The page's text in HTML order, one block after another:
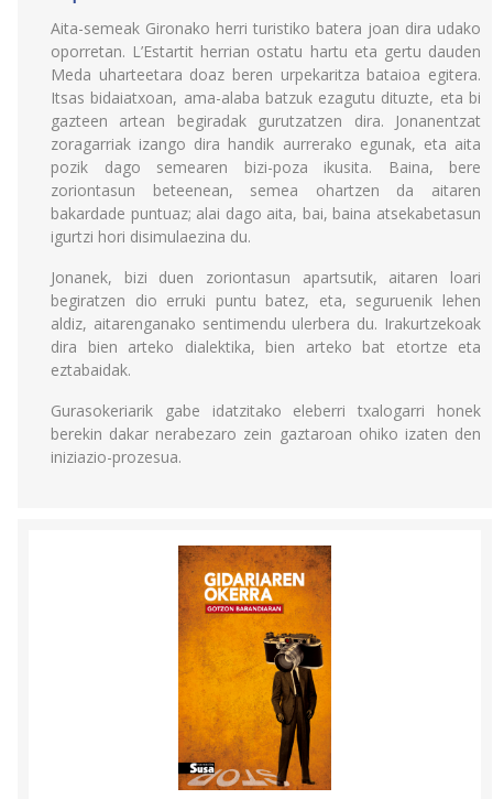
Aita-semeak Gironako herri turistiko batera joan dira udako
oporretan. L’Estartit herrian ostatu hartu eta gertu dauden
Meda uharteetara doaz beren urpekaritza bataioa egitera.
Itsas bidaiatxoan, ama-alaba batzuk ezagutu dituzte, eta bi
gazteen artean begiradak gurutzatzen dira. Jonanentzat
zoragarriak izango dira handik aurrerako egunak, eta aita
pozik dago semearen bizi-poza ikusita. Baina, bere
zoriontasun beteenean, semea ohartzen da aitaren
bakardade puntuaz; alai dago aita, bai, baina atsekabetasun
igurtzi hori disimulaezina du.
Jonanek, bizi duen zoriontasun apartsutik, aitaren loari
begiratzen dio erruki puntu batez, eta, seguruenik lehen
aldiz, aitarenganako sentimendu ulerbera du. Irakurtzekoak
dira bien arteko dialektika, bien arteko bat etortze eta
eztabaidak.
Gurasokeriarik gabe idatzitako eleberri txalogarri honek
berekin dakar nerabezaro zein gaztaroan ohiko izaten den
iniziazio-prozesua.